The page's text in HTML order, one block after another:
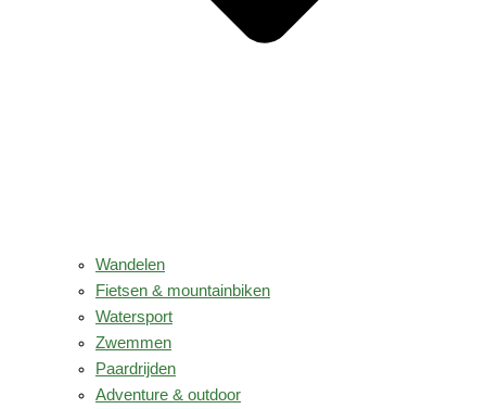
Wandelen
Fietsen & mountainbiken
Watersport
Zwemmen
Paardrijden
Adventure & outdoor